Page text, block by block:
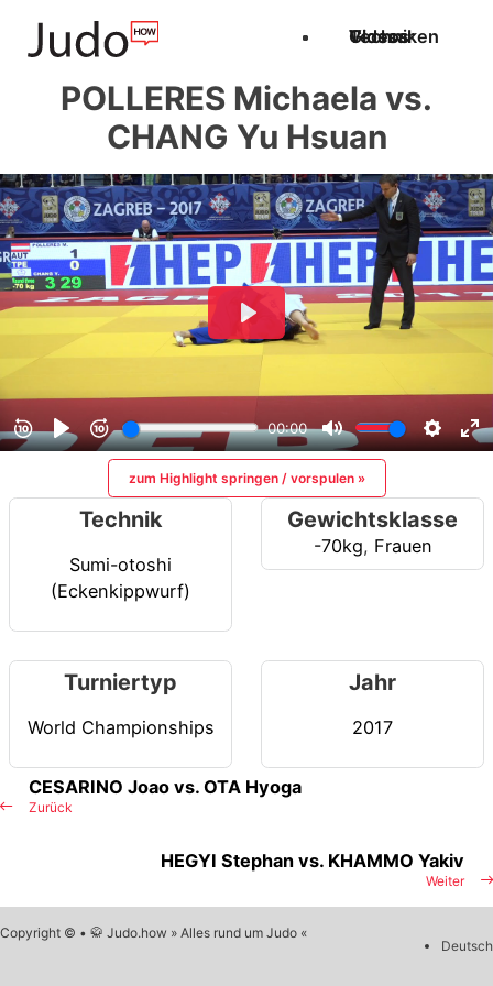
Techniken
Videos
Glossar
POLLERES Michaela vs.
CHANG Yu Hsuan
zum Highlight springen / vorspulen »
Technik
Sumi-otoshi
(Eckenkippwurf)
Gewichtsklasse
-70kg, Frauen
Turniertyp
World Championships
Jahr
2017
Zurück
CESARINO Joao vs. OTA Hyoga
Weiter
HEGYI Stephan vs. KHAMMO Yakiv
Copyright © • 🥋 Judo.how » Alles rund um Judo «
Deutsch